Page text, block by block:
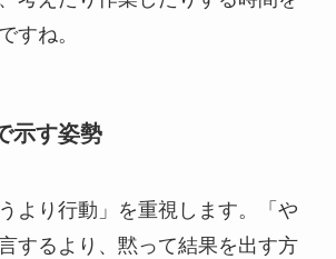
すね。
示す姿勢
より行動」を重視します。「や
するより、黙って結果を出す方